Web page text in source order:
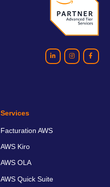
Services
Facturation AWS
AWS Kiro
AWS OLA
AWS Quick Suite